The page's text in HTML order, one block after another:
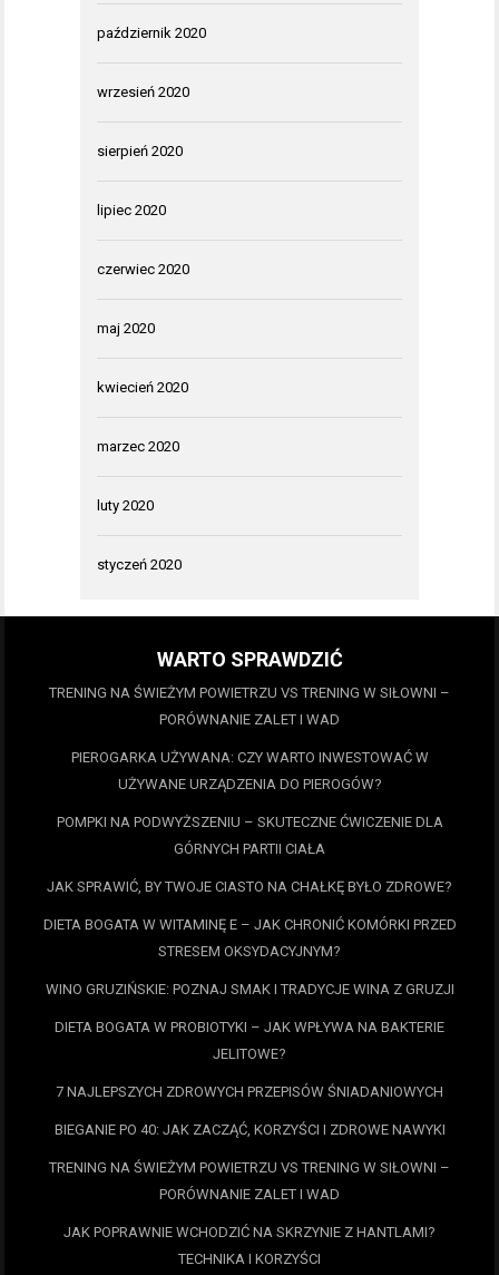
październik 2020
wrzesień 2020
sierpień 2020
lipiec 2020
czerwiec 2020
maj 2020
kwiecień 2020
marzec 2020
luty 2020
styczeń 2020
WARTO SPRAWDZIĆ
TRENING NA ŚWIEŻYM POWIETRZU VS TRENING W SIŁOWNI –
PORÓWNANIE ZALET I WAD
PIEROGARKA UŻYWANA: CZY WARTO INWESTOWAĆ W
UŻYWANE URZĄDZENIA DO PIEROGÓW?
POMPKI NA PODWYŻSZENIU – SKUTECZNE ĆWICZENIE DLA
GÓRNYCH PARTII CIAŁA
JAK SPRAWIĆ, BY TWOJE CIASTO NA CHAŁKĘ BYŁO ZDROWE?
DIETA BOGATA W WITAMINĘ E – JAK CHRONIĆ KOMÓRKI PRZED
STRESEM OKSYDACYJNYM?
WINO GRUZIŃSKIE: POZNAJ SMAK I TRADYCJE WINA Z GRUZJI
DIETA BOGATA W PROBIOTYKI – JAK WPŁYWA NA BAKTERIE
JELITOWE?
7 NAJLEPSZYCH ZDROWYCH PRZEPISÓW ŚNIADANIOWYCH
BIEGANIE PO 40: JAK ZACZĄĆ, KORZYŚCI I ZDROWE NAWYKI
TRENING NA ŚWIEŻYM POWIETRZU VS TRENING W SIŁOWNI –
PORÓWNANIE ZALET I WAD
JAK POPRAWNIE WCHODZIĆ NA SKRZYNIE Z HANTLAMI?
TECHNIKA I KORZYŚCI